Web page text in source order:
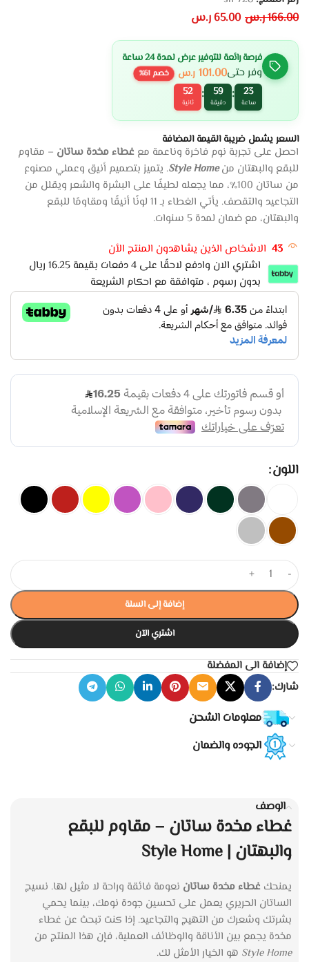
166.00ر.س 65.00ر.س
فرصة رائعة للتوفير عرض لمدة 24 ساعة
وفر حتى101.00 ر.س خصم61
%
23
ساعة :
59
دقيقة :
52
ثانية
السعر يشمل ضريبة القيمة المضافة
احصل على تجربة نوم فاخرة وناعمة مع غطاء مخدة ساتان – مقاوم
للبقع والبهتان منStyle Home. يتميز بتصميم أنيق وعملي مصنوع
من ساتان 100٪، مما يجعله لطيفًا على البشرة والشعر ويقلل من
التجاعيد والتقصف. يأتي الغطاء بـ 11 لونًا أنيقًا ومقاومًا للبقع
والبهتان، مع ضمان لمدة 5 سنوات.
43 الاشخاص الذين يشاهدون المنتج الأن
اشتري الان وادفع لاحقًا على 4 دفعات بقيمة 16.25 ريال
بدون رسوم ، متوافقة مع احكام الشريعة
اللون
-
+
إضافة إلى السلة
اشتري الآن
إضافة الى المفضلة
شارك:
معلومات الشحن
الجوده والضمان
الوصف
غطاء مخدة ساتان – مقاوم للبقع
والبهتان | Style Home
يمنحك غطاء مخدة ساتان نعومة فائقة وراحة لا مثيل لها. نسيج
الساتان الحريري يعمل على تحسين جودة نومك، بينما يحمي
بشرتك وشعرك من التهيج والتجاعيد. إذا كنت تبحث عن غطاء
مخدة يجمع بين الأناقة والوظائف العملية، فإن هذا المنتج من
Style Home هو الخيار الأمثل لك.